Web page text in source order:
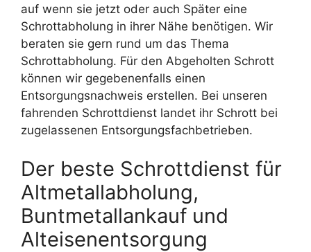
auf wenn sie jetzt oder auch Später eine
Schrottabholung in ihrer Nähe benötigen. Wir
beraten sie gern rund um das Thema
Schrottabholung. Für den Abgeholten Schrott
können wir gegebenenfalls einen
Entsorgungsnachweis erstellen. Bei unseren
fahrenden Schrottdienst landet ihr Schrott bei
zugelassenen Entsorgungsfachbetrieben.
Der beste Schrottdienst für
Altmetallabholung,
Buntmetallankauf und
Alteisenentsorgung